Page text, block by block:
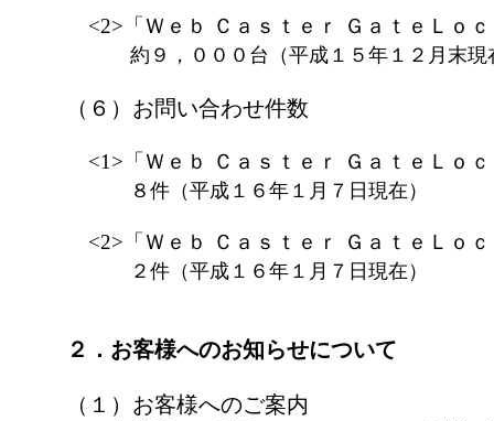
<2>「Ｗｅｂ Ｃａｓｔｅｒ ＧａｔｅＬｏ
約９，０００台（平成１５年１２月末現
（６）お問い合わせ件数
<1>「Ｗｅｂ Ｃａｓｔｅｒ ＧａｔｅＬｏ
８件（平成１６年１月７日現在）
<2>「Ｗｅｂ Ｃａｓｔｅｒ ＧａｔｅＬｏ
２件（平成１６年１月７日現在）
２．お客様へのお知らせについて
（１）お客様へのご案内